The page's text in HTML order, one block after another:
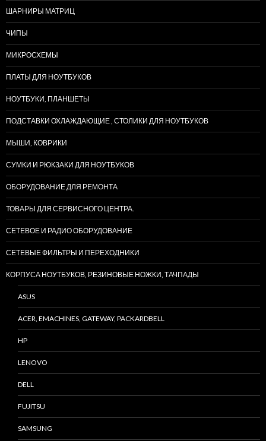
ШАРНИРЫ МАТРИЦ
ЧИПЫ
МИКРОСХЕМЫ
ПЛАТЫ ДЛЯ НОУТБУКОВ
НОУТБУКИ, ПЛАНШЕТЫ
ПОДСТАВКИ ОХЛАЖДАЮЩИЕ , СТОЛИКИ ДЛЯ НОУТБУКОВ
МЫШИ, КОВРИКИ
СУМКИ И РЮКЗАКИ ДЛЯ НОУТБУКОВ
ОБОРУДОВАНИЕ ДЛЯ РЕМОНТА
ТОВАРЫ ДЛЯ СЕРВИСНОГО ЦЕНТРА.
СЕТЕВОЕ И РАДИО ОБОРУДОВАНИЕ
СЕТЕВЫЕ ФИЛЬТРЫ И ПЕРЕХОДНИКИ
КОРПУСА НОУТБУКОВ, РЕЗИНОВЫЕ НОЖКИ, ТАЧПАДЫ
ASUS
ACER, EMACHINES, GATEWAY, PACKARDBELL
HP
LENOVO
DELL
FUJITSU
SAMSUNG